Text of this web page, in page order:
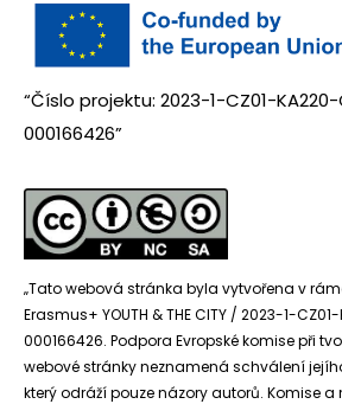
“Číslo projektu: 2023-1-CZ01-
000166426”
„Tato webová stránka byla vytvořena v
Erasmus+ YOUTH & THE CITY / 2023-1-
000166426. Podpora Evropské komise při
webové stránky neznamená schválení
který odráží pouze názory autorů. Komise